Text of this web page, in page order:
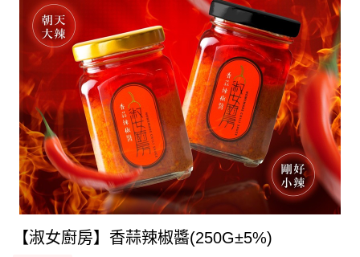
【淑女廚房】香蒜辣椒醬(250G±5%)